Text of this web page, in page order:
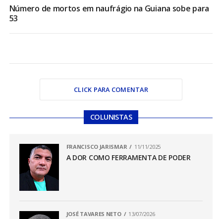
Número de mortos em naufrágio na Guiana sobe para
53
CLICK PARA COMENTAR
COLUNISTAS
FRANCISCO JARISMAR 11/11/2025
A DOR COMO FERRAMENTA DE PODER
JOSÉ TAVARES NETO 13/07/2026